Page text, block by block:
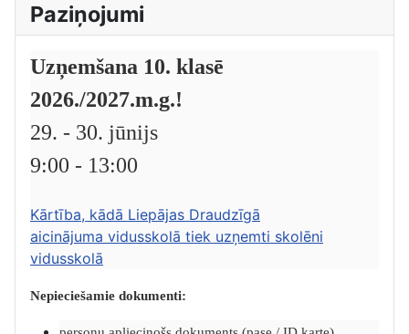
Paziņojumi
Uzņemšana 10. klasē
2026./2027.m.g.!
29. - 30. jūnijs
9:00 - 13:00
Kārtība, kādā Liepājas Draudzīgā
aicinājuma vidusskolā tiek uzņemti skolēni
vidusskolā
Nepieciešamie dokumenti: